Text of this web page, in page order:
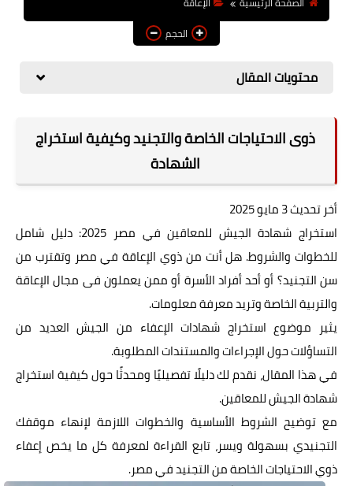
مقاييس الحجم
محتويات المقال
ذوى الاحتياجات الخاصة والتجنيد وكيفية استخراج
الشهادة
أخر تحديث 3 مايو 2025
استخراج شهادة الجيش للمعاقين في مصر 2025: دليل شامل
للخطوات والشروط. هل أنت من ذوي الإعاقة في مصر وتقترب من
سن التجنيد؟ أو أحد أفراد الأسرة أو ممن يعملون فى مجال الإعاقة
والتربية الخاصة وتريد معرفة معلومات.
يثير موضوع استخراج شهادات الإعفاء من الجيش العديد من
التساؤلات حول الإجراءات والمستندات المطلوبة.
في هذا المقال، نقدم لك دليلًا تفصيليًا ومحدثًا حول كيفية استخراج
شهادة الجيش للمعاقين.
مع توضيح الشروط الأساسية والخطوات اللازمة لإنهاء موقفك
التجنيدي بسهولة ويسر، تابع القراءة لمعرفة كل ما يخص إعفاء
ذوي الاحتياجات الخاصة من التجنيد في مصر.